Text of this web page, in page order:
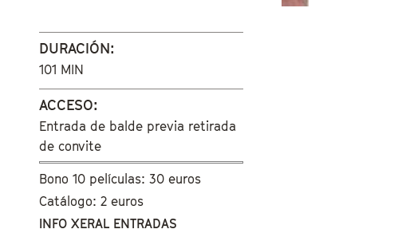
DURACIÓN:
101 MIN
ACCESO:
Entrada de balde previa retirada
de convite
Bono 10 películas: 30 euros
Catálogo: 2 euros
INFO XERAL ENTRADAS